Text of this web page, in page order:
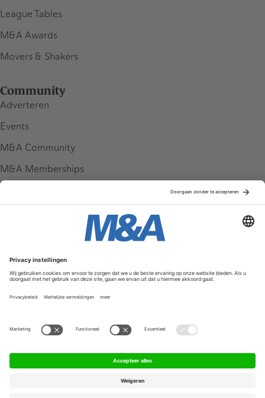
League Tables
M&A Awards
Movers & Shakers
Community
Adverteren
Events
M&A Community
M&A Memberships
Service & Contact
Contact
FAQ
Werken bij ons
Algemene Voorwaarden